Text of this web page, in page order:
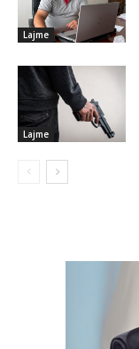
Lajme
Lajme